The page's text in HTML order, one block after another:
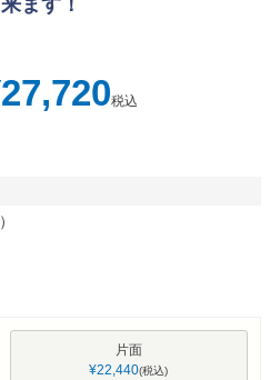
ます！
27,720税込
片面
¥22,440 税込